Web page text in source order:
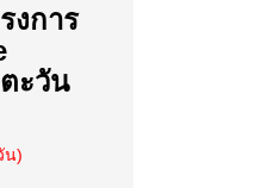
งการ
ะวัน
น)